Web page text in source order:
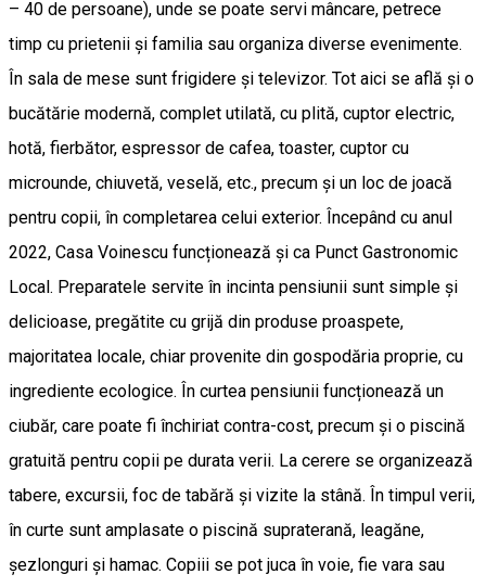
– 40 de persoane), unde se poate servi mâncare, petrece
timp cu prietenii și familia sau organiza diverse evenimente.
În sala de mese sunt frigidere și televizor. Tot aici se află și o
bucătărie modernă, complet utilată, cu plită, cuptor electric,
hotă, fierbător, espressor de cafea, toaster, cuptor cu
microunde, chiuvetă, veselă, etc., precum și un loc de joacă
pentru copii, în completarea celui exterior. Începând cu anul
2022, Casa Voinescu funcționează și ca Punct Gastronomic
Local. Preparatele servite în incinta pensiunii sunt simple și
delicioase, pregătite cu grijă din produse proaspete,
majoritatea locale, chiar provenite din gospodăria proprie, cu
ingrediente ecologice. În curtea pensiunii funcționează un
ciubăr, care poate fi închiriat contra-cost, precum și o piscină
gratuită pentru copii pe durata verii. La cerere se organizează
tabere, excursii, foc de tabără și vizite la stână. În timpul verii,
în curte sunt amplasate o piscină supraterană, leagăne,
șezlonguri și hamac. Copiii se pot juca în voie, fie vara sau